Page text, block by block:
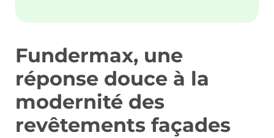
Fundermax, une
réponse douce à la
modernité des
revêtements façades